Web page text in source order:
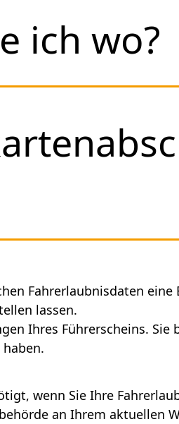
ich wo?
Fahrerlaubnisdaten eine
lassen.
Ihres Führerscheins. Sie
wenn Sie Ihre
an Ihrem aktuellen